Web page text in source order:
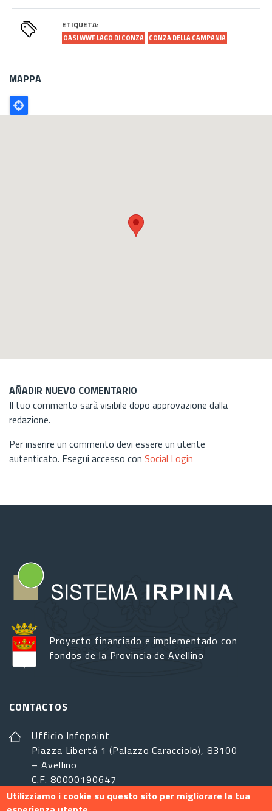
ETIQUETA:
OASI WWF LAGO DI CONZA CONZA DELLA CAMPANIA
MAPPA
Poligono
GEO
AÑADIR NUEVO COMENTARIO
Il tuo commento sarà visibile dopo approvazione dalla
redazione.
Per inserire un commento devi essere un utente
autenticato. Esegui accesso con Social Login
Proyecto financiado e implementado con
fondos de la Provincia de Avellino
CONTACTOS
Ufficio Infopoint
Piazza Libertá 1 (Palazzo Caracciolo), 83100
– Avellino
C.F. 80000190647
sistemairpinia@provincia.avellino.it
Utilizziamo i cookie su questo sito per migliorare la tua